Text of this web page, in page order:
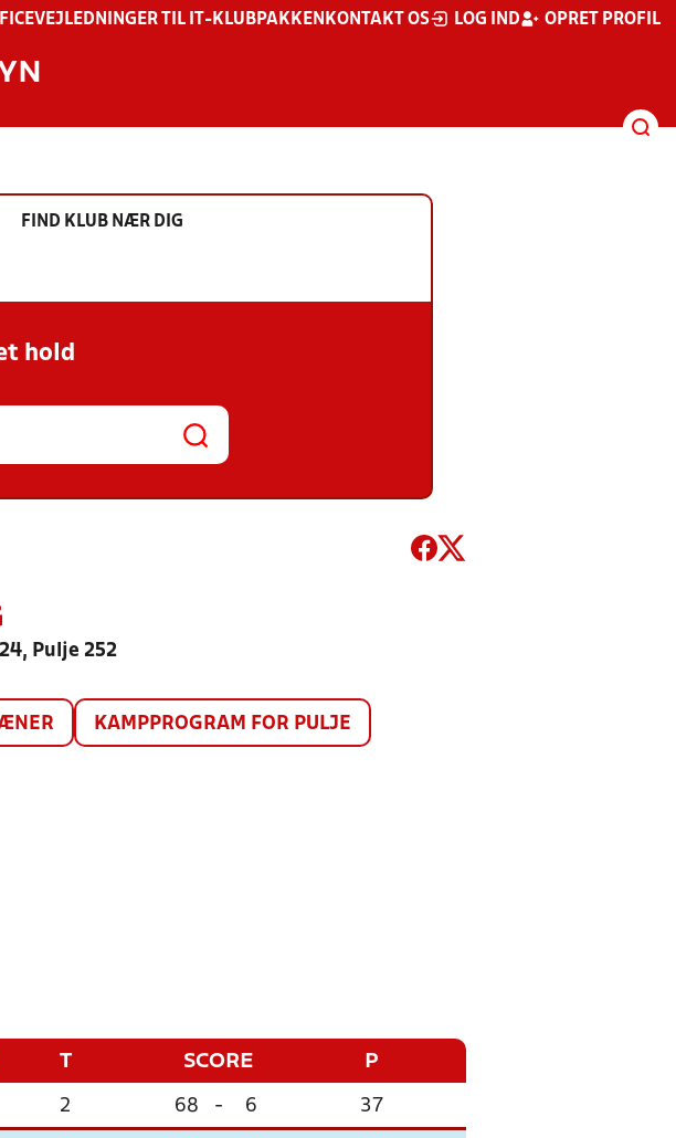
VEJLEDNINGER TIL IT-KLUBPAKKEN KONTAKT OS LOG IND OPRET PROFIL
FIND KLUB NÆR DIG
hold
Pulje 252
KAMPPROGRAM FOR PULJE
T SCORE P
2 68 - 6 37